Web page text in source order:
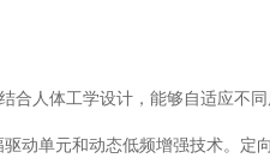
人体工学设计，能够自适应不同
动单元和动态低频增强技术。定